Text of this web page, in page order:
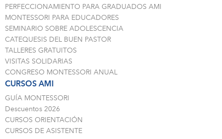
PERFECCIONAMIENTO PARA GRADUADOS AMI
MONTESSORI PARA EDUCADORES
SEMINARIO SOBRE ADOLESCENCIA
CATEQUESIS DEL BUEN PASTOR
TALLERES GRATUITOS
VISITAS SOLIDARIAS
CONGRESO MONTESSORI ANUAL
CURSOS AMI
GUÍA MONTESSORI
Descuentos 2026
CURSOS ORIENTACIÓN
CURSOS DE ASISTENTE